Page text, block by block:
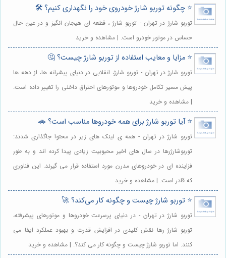
⭐️ چگونه توربو شارژ خودروی خود را نگهداری کنیم؟ 🛠️
توربو شارژ در تهران - توربو شارژ ، قطعه ای هیجان انگیز و در عین حال
حساس در موتور خودرو است. | مشاهده و خرید
⭐️ مزایا و معایب استفاده از توربو شارژ چیست؟ 🤔
توربو شارژ در تهران - توربو شارژ، انقلابی در دنیای پیشرانه ها، از دهه ها
پیش مسیر تکامل خودروها و موتورهای احتراق داخلی را تغییر داده است.
| مشاهده و خرید
⭐️ آیا توربو شارژ برای همه خودروها مناسب است؟ 🚗
توربو شارژ در تهران - همه ی لینک های زیر در محتوا جاگذاری شدند:
توربوشارژرها در سال های اخیر محبوبیت زیادی پیدا کرده اند و به طور
فزاینده ای در خودروهای مدرن مورد استفاده قرار می گیرند. این فناوری
که قادر است. | مشاهده و خرید
⭐️ توربو شارژ چیست و چگونه کار می‌کند؟ 🚀
توربو شارژ در تهران - در دنیای پرسرعت خودروها و موتورهای پیشرفته،
توربو شارژ رها نقش کلیدی در افزایش قدرت و بهبود عملکرد ایفا می
کنند. اما توربو شارژ چیست و چگونه کار می کند؟. | مشاهده و خرید